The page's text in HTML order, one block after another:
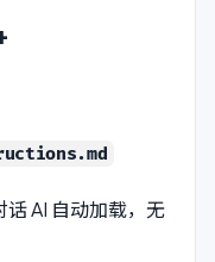
AI 自动加载，无